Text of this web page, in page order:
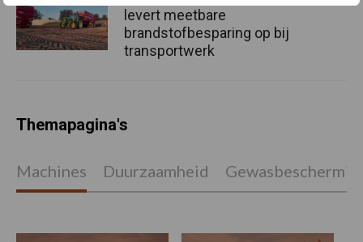
levert meetbare
brandstofbesparing op bij
transportwerk
Themapagina's
Machines Duurzaamheid